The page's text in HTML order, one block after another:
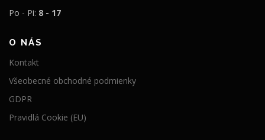
Po - Pi: 8 - 17
O NÁS
Kontakt
Všeobecné obchodné podmienky
GDPR
Pravidlá Cookie (EU)